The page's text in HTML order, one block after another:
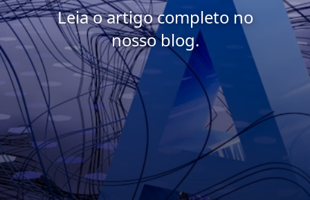
Leia o artigo completo no
nosso blog.